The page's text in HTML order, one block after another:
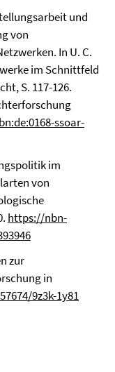
und
von
In U. C.
im Schnittfeld
S. 117-126.
ssoar-
im
von
https://nbn-
zur
in
9z3k-1y81